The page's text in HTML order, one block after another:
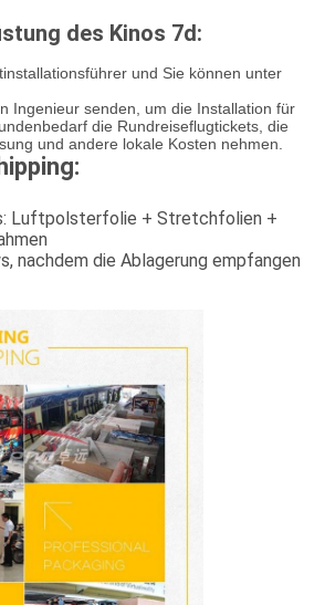
des Kinos 7d:
und Sie können unter
Ingenieur senden, um die Installation für
die Rundreiseflugtickets, die
und andere lokale Kosten nehmen.
Luftpolsterfolie + Stretchfolien +
nachdem die Ablagerung empfangen